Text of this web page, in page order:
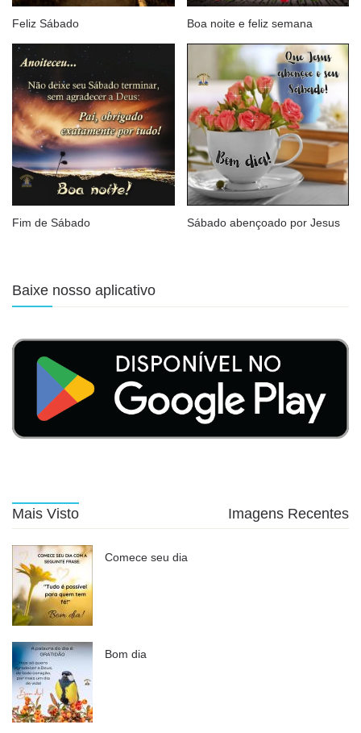
Feliz Sábado Boa noite e feliz semana
Fim de Sábado Sábado abençoado por Jesus
Baixe nosso aplicativo
Mais Visto Imagens Recentes
Comece seu dia
Bom dia